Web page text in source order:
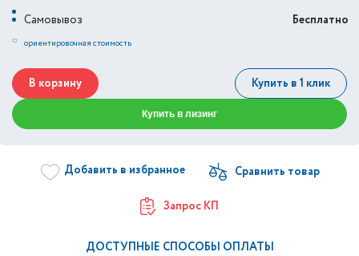
Самовывоз
Бесплатно
* ориентировочная стоимость
В корзину Купить в 1 клик
Купить в лизинг
Добавить в избранное
Запрос КП
ДОСТУПНЫЕ СПОСОБЫ ОПЛАТЫ